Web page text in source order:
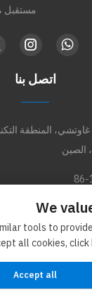
مستقبل
اتصل بنا
غاوتشي، المنطقة
الصين
شاندونغ أبكس
للمواد
We
tools to
all cookies, click
Accept all